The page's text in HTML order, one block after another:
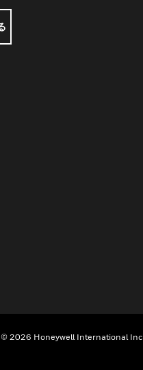
© 2026 Honeywell International Inc